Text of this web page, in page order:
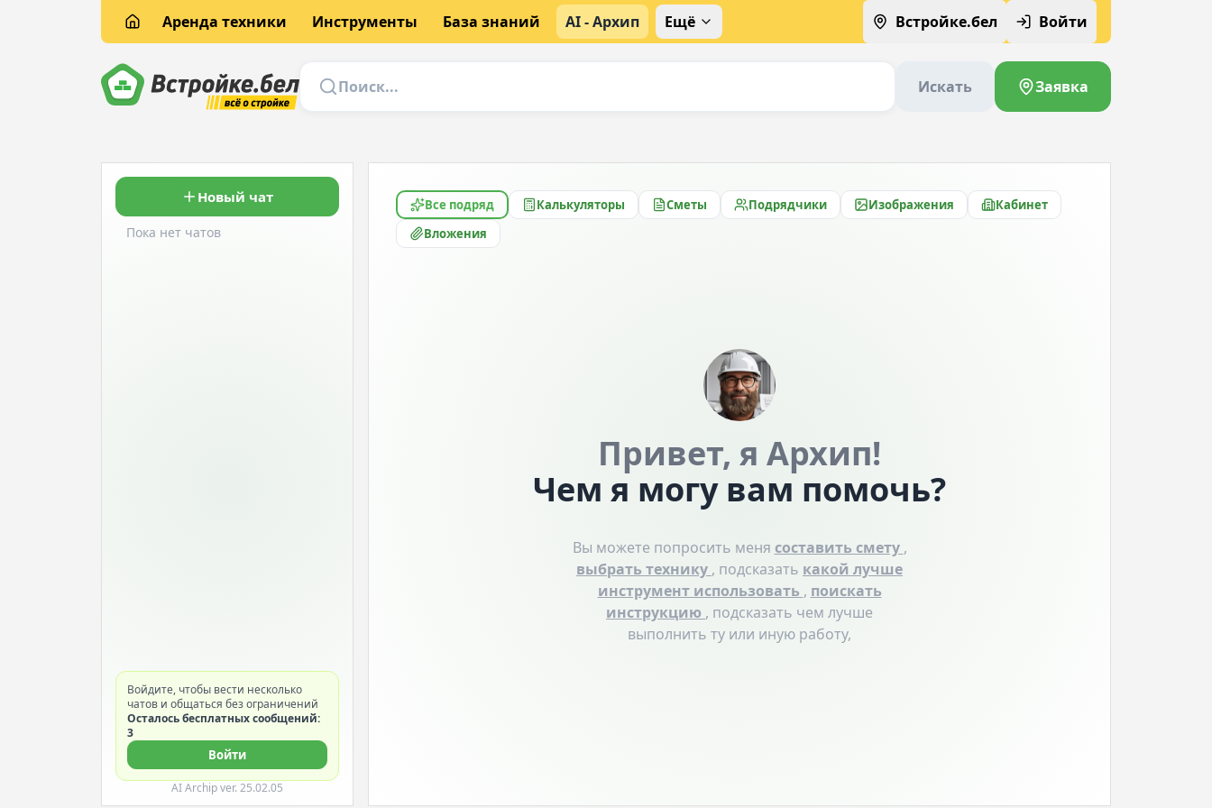
Аренда техники Инструменты База знаний AI - Архип Ещё Встройке.бел Войти
Искать Заявка
Новый чат
Пока нет чатов
Войдите, чтобы вести несколько
чатов и общаться без ограничений
Осталось бесплатных сообщений:
3
Войти
AI Archip ver. 25.02.05
Все подряд Калькуляторы Сметы Подрядчики Изображения
Кабинет
Вложения
Привет, я Архип!
Чем я могу вам помочь?
Вы можете попросить меня составить смету ,
выбрать технику , подсказать какой лучше
инструмент использовать , поискать
инструкцию , подсказать чем лучше
выполнить ту или иную работу,